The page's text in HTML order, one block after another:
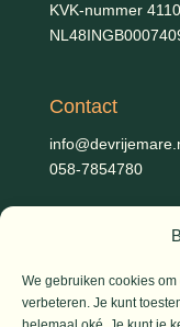
We gebruiken cookies
verbeteren. Je kunt
KVK-nummer
Contact
058-7854780
Gerold Febis,
Blom (artikelen),